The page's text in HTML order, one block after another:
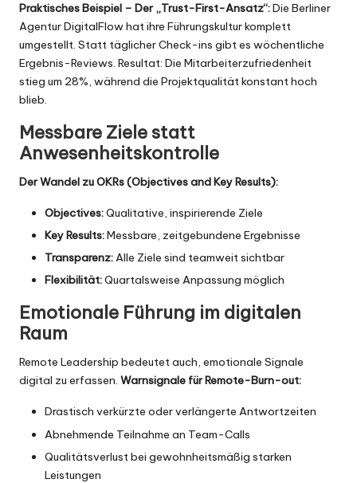
Praktisches Beispiel – Der „Trust-First-Ansatz“:Die Berliner
Agentur DigitalFlow hat ihre Führungskultur komplett
umgestellt. Statt täglicher Check-ins gibt es wöchentliche
Ergebnis-Reviews. Resultat: Die Mitarbeiterzufriedenheit
stieg um 28%, während die Projektqualität konstant hoch
blieb.
Messbare Ziele statt
Anwesenheitskontrolle
Der Wandel zu OKRs (Objectives and Key Results):
Objectives:Qualitative, inspirierende Ziele
Key Results:Messbare, zeitgebundene Ergebnisse
Transparenz:Alle Ziele sind teamweit sichtbar
Flexibilität:Quartalsweise Anpassung möglich
Emotionale Führung im digitalen
Raum
Remote Leadership bedeutet auch, emotionale Signale
digital zu erfassen. Warnsignale für Remote-Burn-out:
Drastisch verkürzte oder verlängerte Antwortzeiten
Abnehmende Teilnahme an Team-Calls
Qualitätsverlust bei gewohnheitsmäßig starken
Leistungen